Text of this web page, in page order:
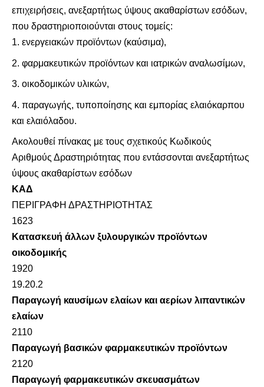
επιχειρήσεις, ανεξαρτήτως ύψους ακαθαρίστων εσόδων,
που δραστηριοποιούνται στους τομείς:
ενεργειακών προϊόντων (καύσιμα),
φαρμακευτικών προϊόντων και ιατρικών αναλωσίμων,
οικοδομικών υλικών,
παραγωγής, τυποποίησης και εμπορίας ελαιόκαρπου
και ελαιόλαδου.
Ακολουθεί πίνακας με τους σχετικούς Κωδικούς
Αριθμούς Δραστηριότητας που εντάσσονται ανεξαρτήτως
ύψους ακαθαρίστων εσόδων
ΚΑΔ
ΠΕΡΙΓΡΑΦΗ ΔΡΑΣΤΗΡΙΟΤΗΤΑΣ
1623
Κατασκευή άλλων ξυλουργικών προϊόντων
οικοδομικής
1920
19.20.2
Παραγωγή καυσίμων ελαίων και αερίων λιπαντικών
ελαίων
2110
Παραγωγή βασικών φαρμακευτικών προϊόντων
2120
Παραγωγή φαρμακευτικών σκευασμάτων